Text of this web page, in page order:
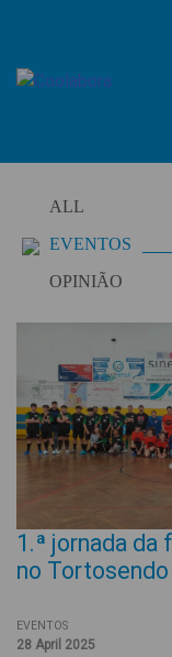
content
ALL
EVENTOS
OPINIÃO
1.ª jornada da
no Tortosendo
EVENTOS
28 April 2025